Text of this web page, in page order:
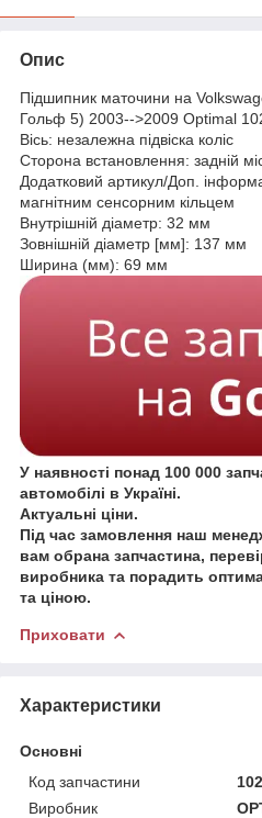
Опис
Підшипник маточини на
Гольф 5) 2003-->2009 Optimal
Вісь: незалежна підвіска коліс
Сторона встановлення: задній
Додатковий артикул/Доп.
магнітним сенсорним кільцем
Внутрішній діаметр: 32 мм
Зовнішній діаметр [мм]: 137 мм
Ширина (мм): 69 мм
У наявності понад 100 000
автомобілі в Україні.
Актуальні ціни.
Під час замовлення наш
вам обрана запчастина,
виробника та порадить
та ціною.
Приховати
Характеристики
Основні
Код запчастини
Виробник